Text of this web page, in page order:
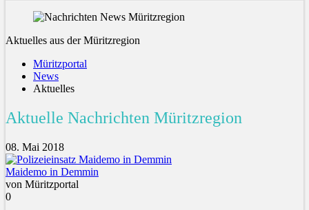
Aktuelles aus der Müritzregion
Müritzportal
News
Aktuelles
Aktuelle Nachrichten Müritzregion
08. Mai 2018
Maidemo in Demmin
von Müritzportal
0